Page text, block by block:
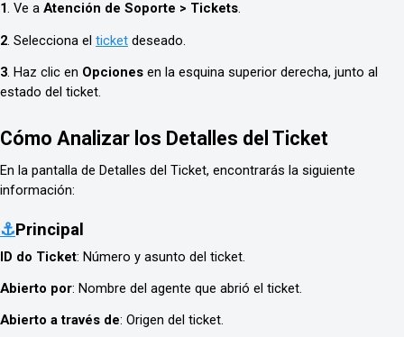
1. Ve a Atención de Soporte > Tickets.
2. Selecciona el ticket deseado.
3. Haz clic en Opciones en la esquina superior derecha, junto al
estado del ticket.
Cómo Analizar los Detalles del Ticket
En la pantalla de Detalles del Ticket, encontrarás la siguiente
información:
⚓Principal
ID do Ticket: Número y asunto del ticket.
Abierto por: Nombre del agente que abrió el ticket.
Abierto a través de: Origen del ticket.